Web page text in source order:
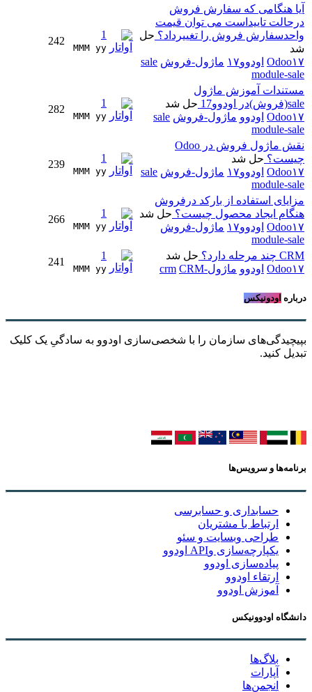
آیا هنگامی که سفارش فروش
درحالت تاییداست می توان قیمت
واحدسفارش فروش را تغییرداد؟ حل
شد
Odoo۱۷ اودوو۱۷ ماژول-فروش sale
module-sale
1
MMM yy
242
مستندات آموزش ماژول
sale(فروش)در اودوو17
حل شد
Odoo۱۷ اودوو ماژول-فروش sale
module-sale
1
MMM yy
282
نقش ماژول فروش در Odoo
چیست؟ حل شد
Odoo۱۷ اودوو۱۷ ماژول-فروش sale
module-sale
1
MMM yy
239
مزایای استفاده از بارکد درفروش
هنگام ایجاد محصول چیست؟ حل شد
Odoo۱۷ اودوو۱۷
ماژول-فروش
module-sale
1
MMM yy
266
CRM چند مرحله دارد؟
حل شد
Odoo۱۷ اودوو ماژول-crmCRM
1
MMM yy
241
درباره اودونیکس
بپیچیدگی‌های سازمان را با شخصی‌سازی اودوو به سادگیِ یک کلیک
تبدیل کنید.
برنامه‌ها و سرویس‌ها
حسابداری و حسابرسی
ارتباط با مشتریان
طراحی وبسایت و سئو
یکپارچه‌سازی وAPI اودوو
پیاده‌سازی اودوو
ارتقاء اودوو
آموزش اودوو
دانشگاه اودوونیکس
بلاگ‌ها
آپارات
انجمن‌ها